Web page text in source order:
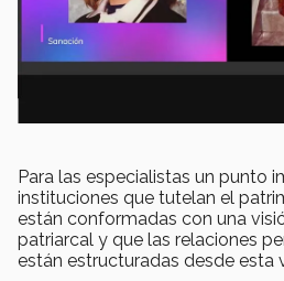
Para las especialistas un punto
instituciones que tutelan el
están conformadas con una
patriarcal y que las relaciones
están estructuradas desde esta